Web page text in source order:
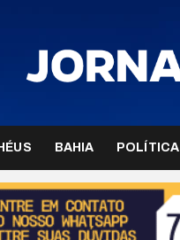
BAHIA POLÍTICA